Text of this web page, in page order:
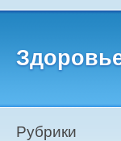
Рубрики